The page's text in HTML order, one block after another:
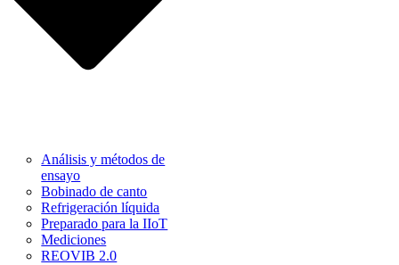
Análisis y métodos de
ensayo
Bobinado de canto
Refrigeración líquida
Preparado para la IIoT
Mediciones
REOVIB 2.0